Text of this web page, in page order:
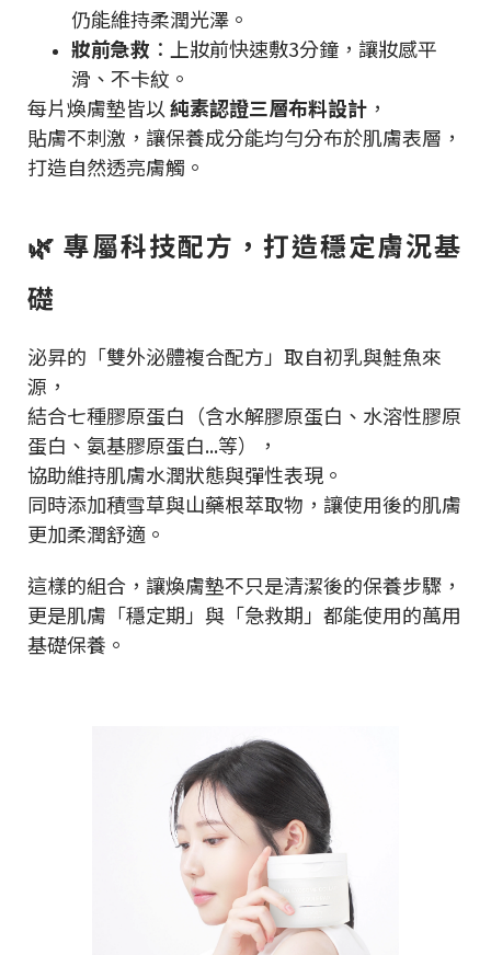
仍能維持柔潤光澤。
妝前急救 ：上妝前快速敷3分鐘，讓妝感平
滑、不卡紋。
每片煥膚墊皆以 純素認證三層布料設計 ，
貼膚不刺激，讓保養成分能均勻分布於肌膚表層，
打造自然透亮膚觸。
🌿 專屬科技配方，打造穩定膚況基
礎
泌昇的「雙外泌體複合配方」取自初乳與鮭魚來
源，
結合七種膠原蛋白（含水解膠原蛋白、水溶性膠原
蛋白、氨基膠原蛋白...等），
協助維持肌膚水潤狀態與彈性表現。
同時添加積雪草與山藥根萃取物，讓使用後的肌膚
更加柔潤舒適。
這樣的組合，讓煥膚墊不只是清潔後的保養步驟，
更是肌膚「穩定期」與「急救期」都能使用的萬用
基礎保養。